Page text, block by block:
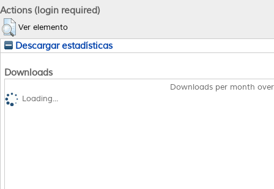
Actions (login required)
Ver elemento
Descargar estadísticas
Downloads
Downloads per month
Loading...